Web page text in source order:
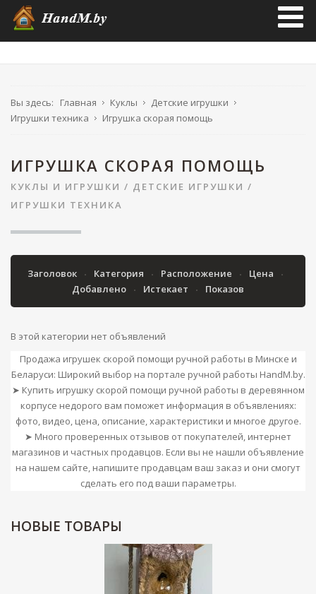
Вы здесь: Главная Куклы
Детские игрушки
Игрушки техника
Игрушка скорая помощь
ИГРУШКА СКОРАЯ ПОМОЩЬ
КУКЛЫ И ИГРУШКИ / ДЕТСКИЕ ИГРУШКИ /
ИГРУШКИ ТЕХНИКА
Заголовок Категория Расположение
Цена
Добавлено
Истекает Показов
В этой категории нет объявлений
Продажа игрушек скорой помощи ручной работы в Минске и
Беларуси: Широкий выбор на портале ручной работы HandM.by.
➤ Купить игрушку скорой помощи ручной работы в деревянном
корпусе недорого вам поможет информация в объявлениях:
фото, видео, цена, описание, характеристики и многое другое.
➤ Много проверенных отзывов от покупателей, интернет
магазинов и частных продавцов. Если вы не нашли объявление
на нашем сайте, напишите продавцам ваш заказ и они смогут
сделать его под ваши параметры.
НОВЫЕ ТОВАРЫ